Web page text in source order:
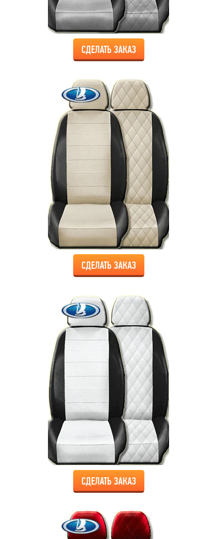
СДЕЛАТЬ ЗАКАЗ
СДЕЛАТЬ ЗАКАЗ
СДЕЛАТЬ ЗАКАЗ